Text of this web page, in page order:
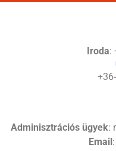
Iroda:
Adminisztrációs ügyek:
Email